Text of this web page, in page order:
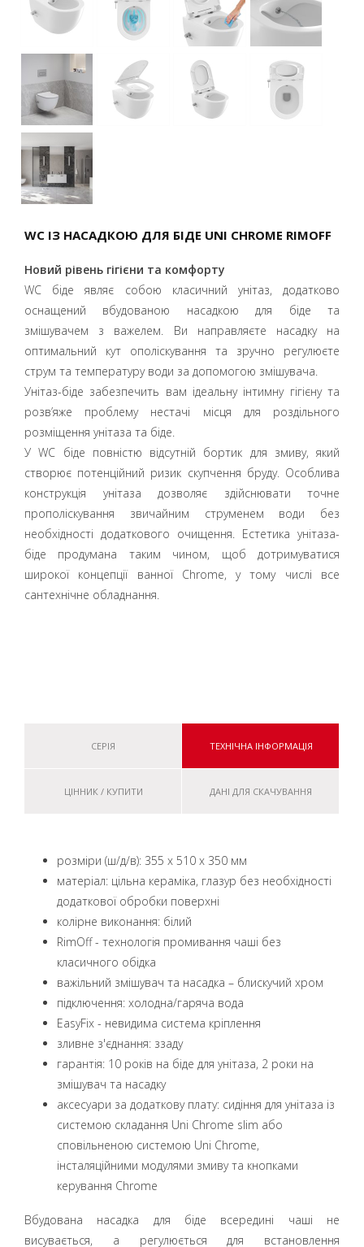
WC ІЗ НАСАДКОЮ ДЛЯ БІДЕ UNI CHROME RIMOFF
Новий рівень гігієни та комфорту
WC біде являє собою класичний унітаз, додатково
оснащений вбудованою насадкою для біде та
змішувачем з важелем. Ви направляєте насадку на
оптимальний кут ополіскування та зручно регулюєте
струм та температуру води за допомогою змішувача.
Унітаз-біде забезпечить вам ідеальну інтимну гігієну та
розв’яже проблему нестачі місця для роздільного
розміщення унітаза та біде.
У WC біде повністю відсутній бортик для змиву, який
створює потенційний ризик скупчення бруду. Особлива
конструкція унітаза дозволяє здійснювати точне
прополіскування звичайним струменем води без
необхідності додаткового очищення. Естетика унітаза-
біде продумана таким чином, щоб дотримуватися
широкої концепції ванної Chrome, у тому числі все
сантехнічне обладнання.
СЕРІЯ ТЕХНІЧНА ІНФОРМАЦІЯ
ЦІННИК / КУПИТИ ДАНІ ДЛЯ СКАЧУВАННЯ
розміри (ш/д/в): 355 х 510 х 350 мм
матеріал: цільна кераміка, глазур без необхідності
додаткової обробки поверхні
колірне виконання: білий
RimOff - технологія промивання чаші без
класичного обідка
важільний змішувач та насадка – блискучий хром
підключення: холодна/гаряча вода
EasyFix - невидима система кріплення
зливне з'єднання: ззаду
гарантія: 10 років на біде для унітаза, 2 роки на
змішувач та насадку
аксесуари за додаткову плату: сидіння для унітаза із
системою складання Uni Chrome slim або
сповільненою системою Uni Chrome,
інсталяційними модулями змиву та кнопками
керування Chrome
Вбудована насадка для біде всередині чаші не
висувається, а регулюється для встановлення